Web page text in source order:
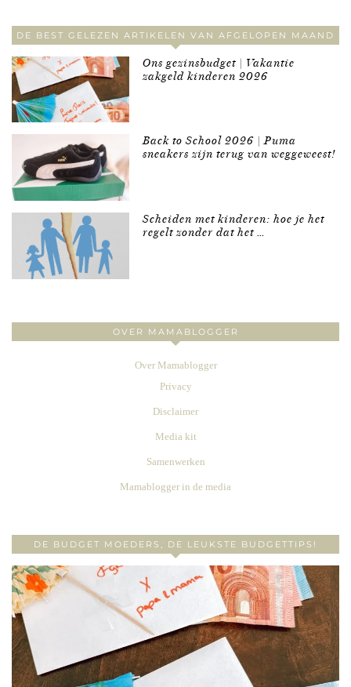
DE BEST GELEZEN ARTIKELEN VAN AFGELOPEN MAAND
Ons gezinsbudget | Vakantie
zakgeld kinderen 2026
Back to School 2026 | Puma
sneakers zijn terug van weggeweest!
Scheiden met kinderen: hoe je het
regelt zonder dat het …
OVER MAMABLOGGER
Over Mamablogger
Privacy
Disclaimer
Media kit
Samenwerken
Mamablogger in de media
DE BUDGET MOEDERS, DE LEUKSTE BUDGETTIPS!